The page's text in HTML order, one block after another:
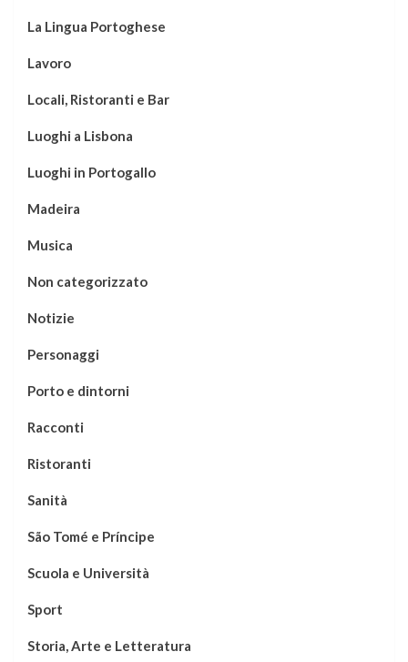
La Lingua Portoghese
Lavoro
Locali, Ristoranti e Bar
Luoghi a Lisbona
Luoghi in Portogallo
Madeira
Musica
Non categorizzato
Notizie
Personaggi
Porto e dintorni
Racconti
Ristoranti
Sanità
São Tomé e Príncipe
Scuola e Università
Sport
Storia, Arte e Letteratura